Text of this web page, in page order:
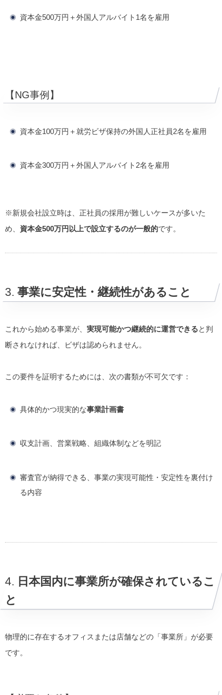
資本金500万円＋外国人アルバイト1名を雇用
【NG事例】
資本金100万円＋就労ビザ保持の外国人正社員2名を雇用
資本金300万円＋外国人アルバイト2名を雇用
※新規会社設立時は、正社員の採用が難しいケースが多いた
め、 資本金500万円以上で設立するのが一般的です。
3. 事業に安定性・継続性があること
これから始める事業が、 実現可能かつ継続的に運営できると判
断されなければ、ビザは認められません。
この要件を証明するためには、次の書類が不可欠です：
具体的かつ現実的な事業計画書
収支計画、営業戦略、組織体制などを明記
審査官が納得できる、事業の実現可能性・安定性を裏付け
る内容
4. 日本国内に事業所が確保されているこ
と
物理的に存在するオフィスまたは店舗などの「事業所」が必要
です。